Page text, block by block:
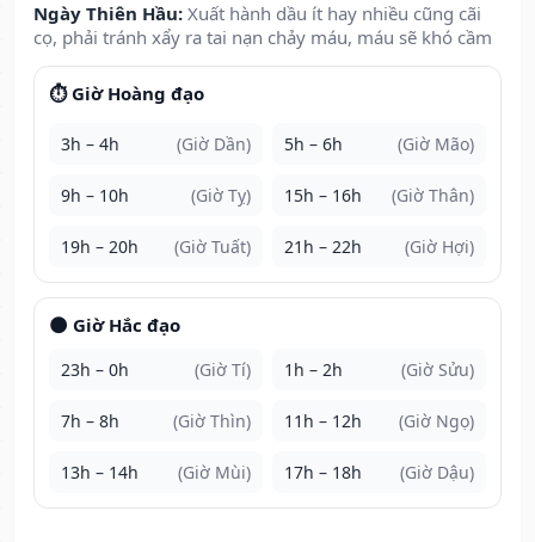
Ngày Thiên Hầu: Xuất hành dầu ít hay nhiều cũng cãi
cọ, phải tránh xẩy ra tai nạn chảy máu, máu sẽ khó cầm
⏱️ Giờ Hoàng đạo
3h – 4h (Giờ Dần) 5h – 6h (Giờ Mão)
9h – 10h (Giờ Tỵ) 15h – 16h (Giờ Thân)
19h – 20h (Giờ Tuất) 21h – 22h (Giờ Hợi)
🌑 Giờ Hắc đạo
23h – 0h (Giờ Tí) 1h – 2h (Giờ Sửu)
7h – 8h (Giờ Thìn) 11h – 12h (Giờ Ngọ)
13h – 14h (Giờ Mùi) 17h – 18h (Giờ Dậu)